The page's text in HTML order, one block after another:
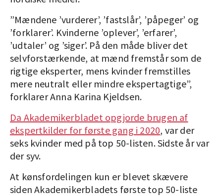
”Mændene ’vurderer’, ’fastslår’, ’påpeger’ og
’forklarer’. Kvinderne ’oplever’, ’erfarer’,
’udtaler’ og ’siger’. På den måde bliver det
selvforstærkende, at mænd fremstår som de
rigtige eksperter, mens kvinder fremstilles
mere neutralt eller mindre ekspertagtige”,
forklarer Anna Karina Kjeldsen.
Da Akademikerbladet opgjorde brugen af
ekspertkilder for første gang i 2020, var der
seks kvinder med på top 50-listen. Sidste år var
der syv.
At kønsfordelingen kun er blevet skævere
siden Akademikerbladets første top 50-liste